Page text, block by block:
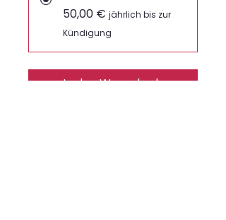
50,00 € jährlich bis zur
Kündigung
In den Warenkorb